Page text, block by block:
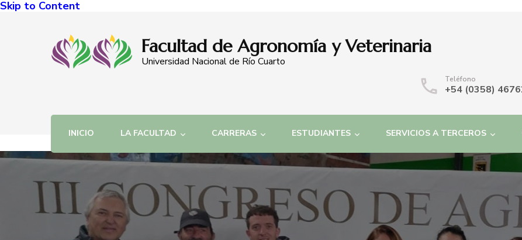
Skip to Content
Facultad de Agronomía y Veterinaria
Universidad Nacional de Río Cuarto
Teléfono
+54 (0358)
INICIO LA FACULTAD CARRERAS ESTUDIANTES SERVICIOS A TERCEROS